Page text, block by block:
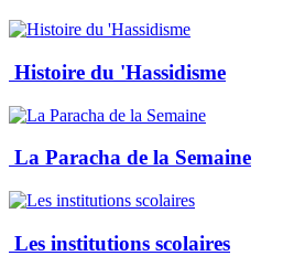
Histoire du 'Hassidisme
La Paracha de la Semaine
Les institutions scolaires